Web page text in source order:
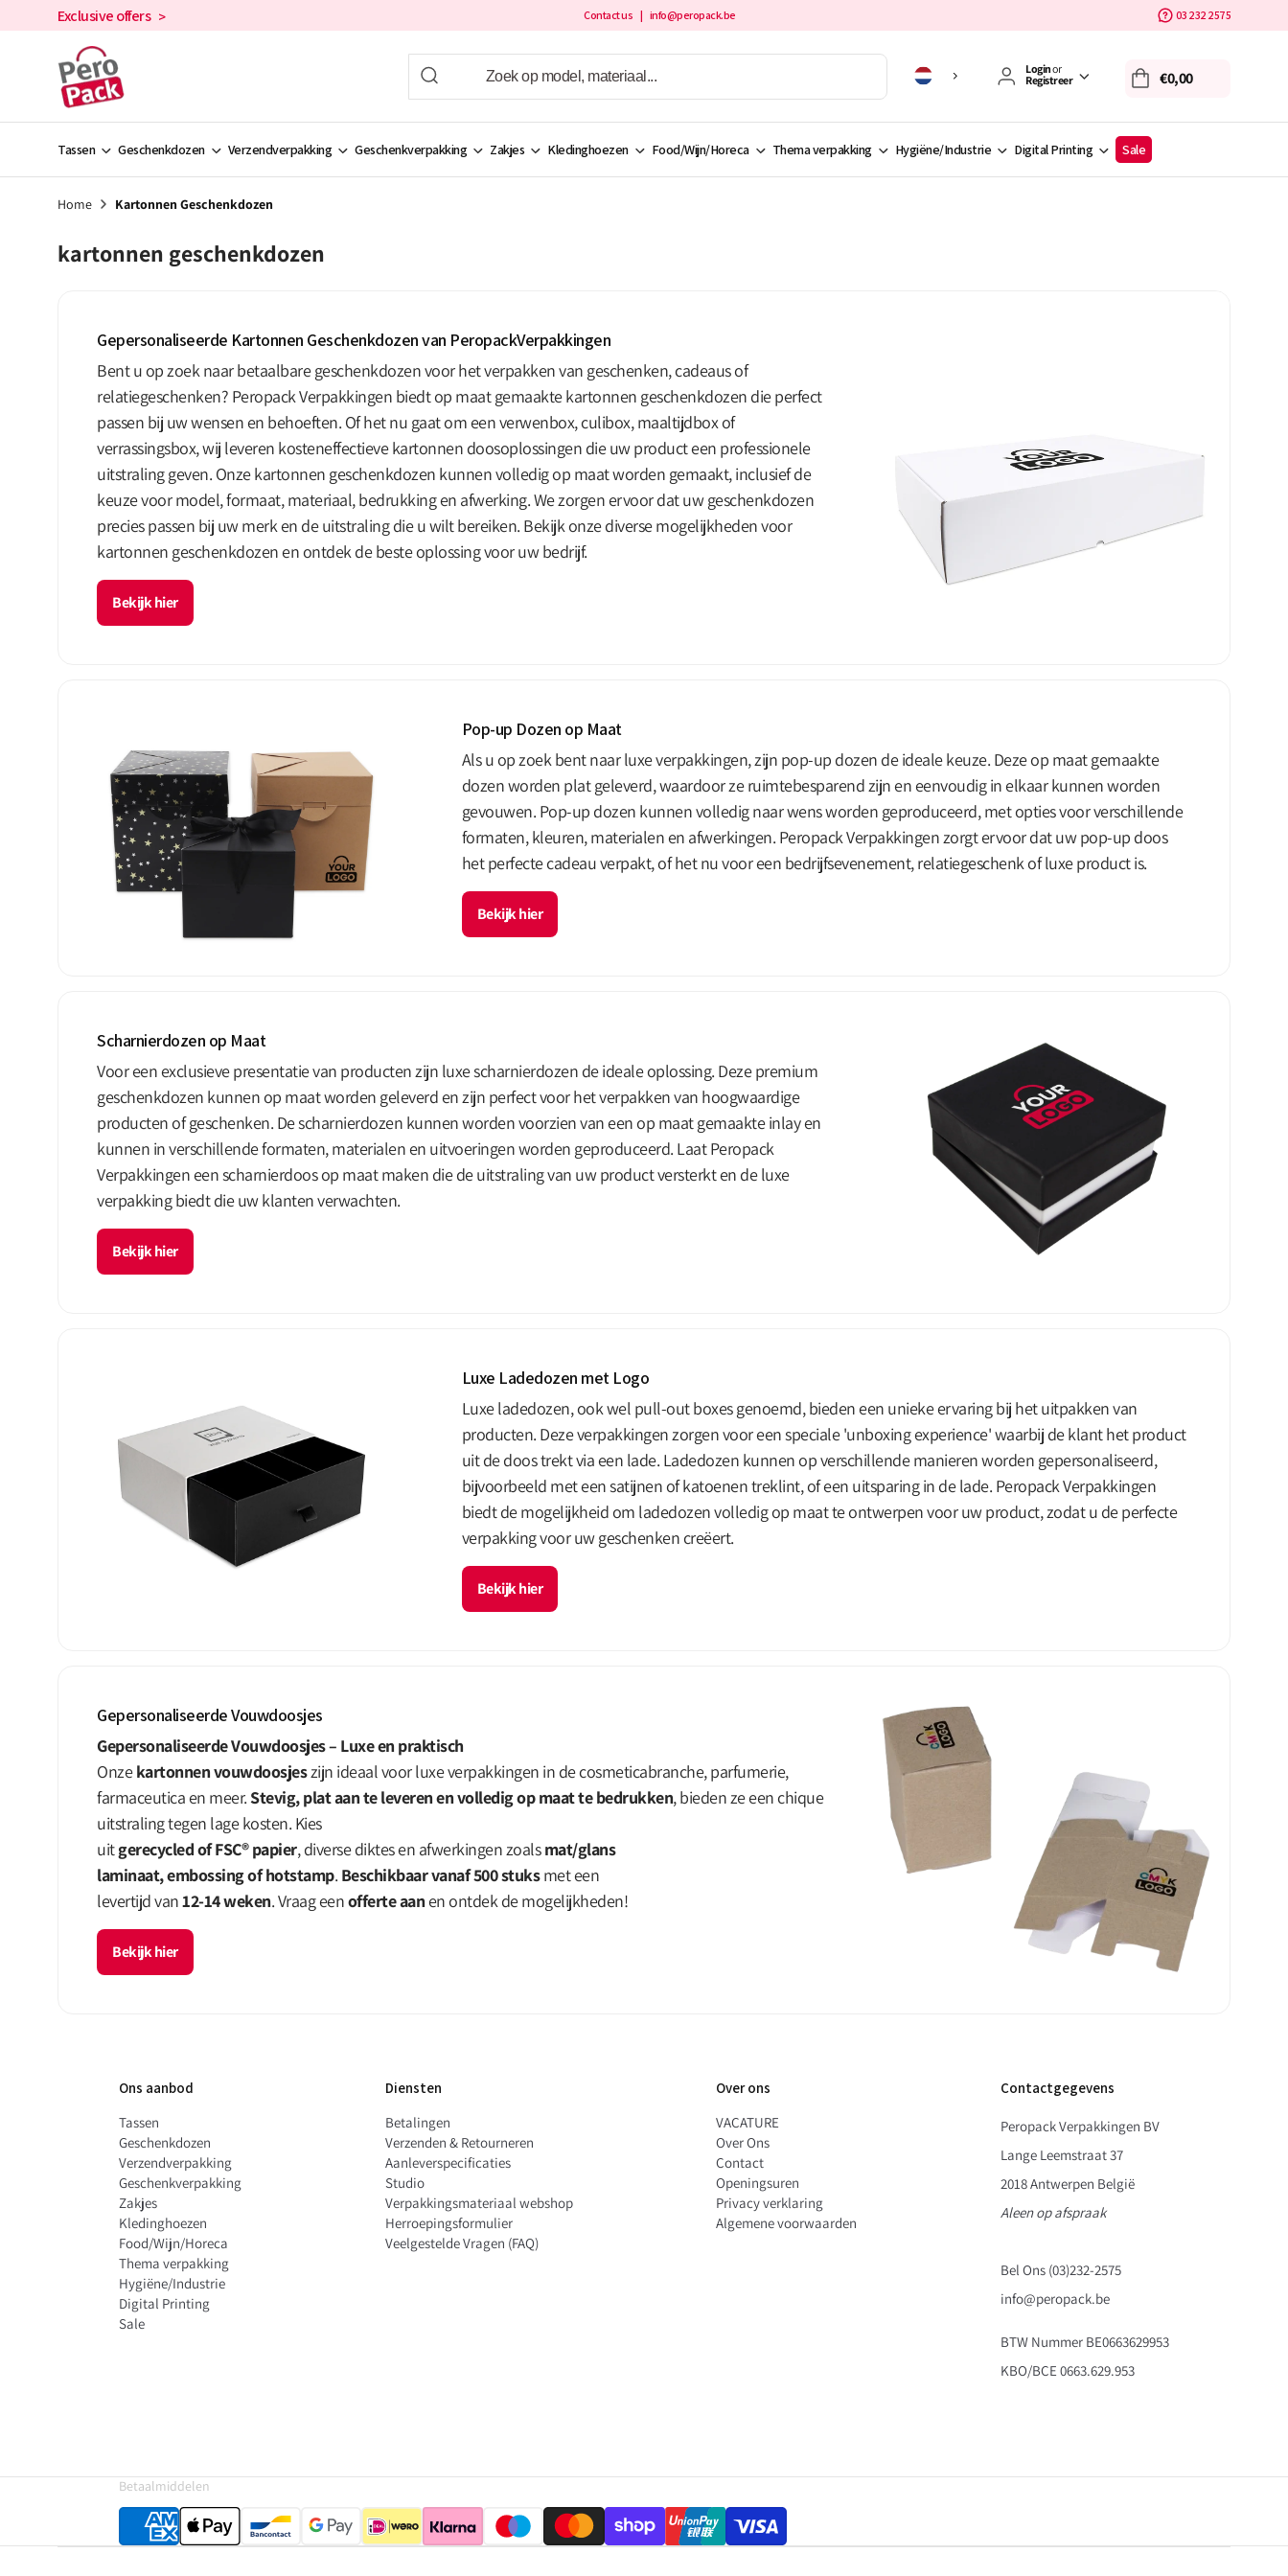
doorgaan
inhoud
Exclusive offers > Contact us | info@peropack.be 03 232 2575
Loginor
Registreer
€0,00
Tassen Geschenkdozen Verzendverpakking Geschenkverpakking Zakjes Kledinghoezen Food/Wijn/Horeca Thema verpakking Hygiëne/Industrie Digital Printing Sale
Home Kartonnen Geschenkdozen
kartonnen geschenkdozen
Gepersonaliseerde Kartonnen Geschenkdozen van PeropackVerpakkingen
Bent u op zoek naar betaalbare geschenkdozen voor het verpakken van geschenken, cadeaus of
relatiegeschenken? Peropack Verpakkingen biedt op maat gemaakte kartonnen geschenkdozen die perfect
passen bij uw wensen en behoeften. Of het nu gaat om een verwenbox, culibox, maaltijdbox of
verrassingsbox, wij leveren kosteneffectieve kartonnen doosoplossingen die uw product een professionele
uitstraling geven. Onze kartonnen geschenkdozen kunnen volledig op maat worden gemaakt, inclusief de
keuze voor model, formaat, materiaal, bedrukking en afwerking. We zorgen ervoor dat uw geschenkdozen
precies passen bij uw merk en de uitstraling die u wilt bereiken. Bekijk onze diverse mogelijkheden voor
kartonnen geschenkdozen en ontdek de beste oplossing voor uw bedrijf.
Bekijk hier
Pop-up Dozen op Maat
Als u op zoek bent naar luxe verpakkingen, zijn pop-up dozen de ideale keuze. Deze op maat gemaakte
dozen worden plat geleverd, waardoor ze ruimtebesparend zijn en eenvoudig in elkaar kunnen worden
gevouwen. Pop-up dozen kunnen volledig naar wens worden geproduceerd, met opties voor verschillende
formaten, kleuren, materialen en afwerkingen. Peropack Verpakkingen zorgt ervoor dat uw pop-up doos
het perfecte cadeau verpakt, of het nu voor een bedrijfsevenement, relatiegeschenk of luxe product is.
Bekijk hier
Scharnierdozen op Maat
Voor een exclusieve presentatie van producten zijn luxe scharnierdozen de ideale oplossing. Deze premium
geschenkdozen kunnen op maat worden geleverd en zijn perfect voor het verpakken van hoogwaardige
producten of geschenken. De scharnierdozen kunnen worden voorzien van een op maat gemaakte inlay en
kunnen in verschillende formaten, materialen en uitvoeringen worden geproduceerd. Laat Peropack
Verpakkingen een scharnierdoos op maat maken die de uitstraling van uw product versterkt en de luxe
verpakking biedt die uw klanten verwachten.
Bekijk hier
Luxe Ladedozen met Logo
Luxe ladedozen, ook wel pull-out boxes genoemd, bieden een unieke ervaring bij het uitpakken van
producten. Deze verpakkingen zorgen voor een speciale 'unboxing experience' waarbij de klant het product
uit de doos trekt via een lade. Ladedozen kunnen op verschillende manieren worden gepersonaliseerd,
bijvoorbeeld met een satijnen of katoenen treklint, of een uitsparing in de lade. Peropack Verpakkingen
biedt de mogelijkheid om ladedozen volledig op maat te ontwerpen voor uw product, zodat u de perfecte
verpakking voor uw geschenken creëert.
Bekijk hier
Gepersonaliseerde Vouwdoosjes
Gepersonaliseerde Vouwdoosjes – Luxe en praktisch
Onzekartonnen vouwdoosjeszijn ideaal voor luxe verpakkingen in de cosmeticabranche, parfumerie,
farmaceutica en meer.Stevig, plat aan te leveren en volledig op maat te bedrukken, bieden ze een chique
uitstraling tegen lage kosten. Kies
uitgerecycled of FSC® papier, diverse diktes en afwerkingen zoalsmat/glans
laminaat, embossing of hotstamp. Beschikbaar vanaf 500 stuksmet een
levertijd van12-14 weken. Vraag eenofferte aanen ontdek de mogelijkheden!
Bekijk hier
Ons aanbod
Tassen
Geschenkdozen
Verzendverpakking
Geschenkverpakking
Zakjes
Kledinghoezen
Food/Wijn/Horeca
Thema verpakking
Hygiëne/Industrie
Digital Printing
Sale
Diensten
Betalingen
Verzenden & Retourneren
Aanleverspecificaties
Studio
Verpakkingsmateriaal webshop
Herroepingsformulier
Veelgestelde Vragen (FAQ)
Over ons
VACATURE
Over Ons
Contact
Openingsuren
Privacy verklaring
Algemene voorwaarden
Contactgegevens
Peropack Verpakkingen BV
Lange Leemstraat 37
2018 Antwerpen België
Aleen op afspraak
Bel Ons (03)232-2575
info@peropack.be
BTW Nummer BE0663629953
KBO/BCE 0663.629.953
Betaalmiddelen